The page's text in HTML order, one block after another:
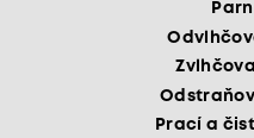
Prací a